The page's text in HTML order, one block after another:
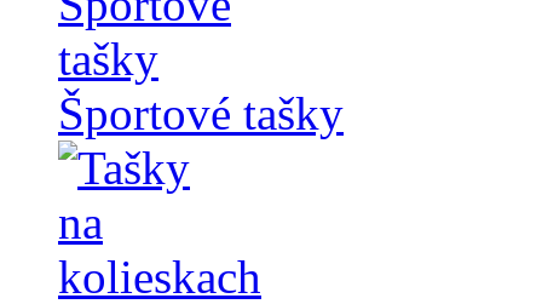
Športové tašky